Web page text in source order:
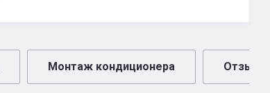
Монтаж кондиционера Отзывы